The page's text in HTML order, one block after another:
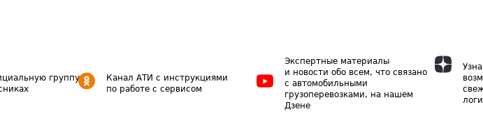
группу
Канал АТИ с инструкциями
по работе с сервисом
Экспертные материалы
и новости обо всем, что связано
с автомобильными
грузоперевозками, на нашем
Дзене